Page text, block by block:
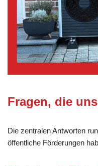
Fragen, die
Die zentralen Antworten
öffentliche Förderungen